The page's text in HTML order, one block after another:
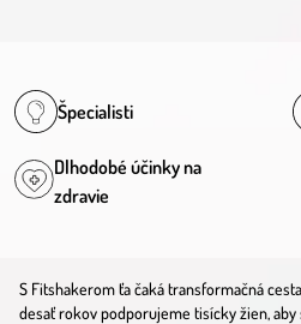
Špecialisti
Dlhodobé účinky na
zdravie
S Fitshakerom ťa čaká transformačná
desať rokov podporujeme tisícky žien,